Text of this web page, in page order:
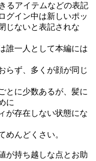
るアイテムなどの表記
グイン中は新しいポッ
じないと表記されな
誰一人として本編には
らず、多くが顔が同じ
とに少数あるが、髪に
に
が存在しない状態にな
めんどくさい。
が持ち越しな点とお助